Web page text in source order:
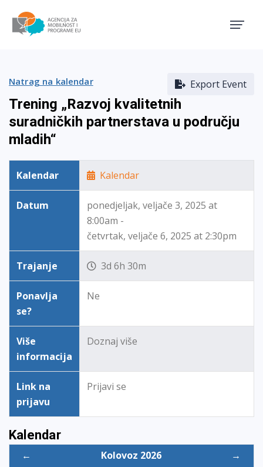
Export Event
Natrag na kalendar
Trening „Razvoj kvalitetnih
suradničkih partnerstava u području
mladih“
Kalendar Kalendar
Datum
ponedjeljak, veljače 3, 2025 at
8:00am -
četvrtak, veljače 6, 2025 at 2:30pm
Trajanje 3d 6h 30m
Ponavlja
se?
Ne
Više
informacija
Doznaj više
Link na
prijavu
Prijavi se
Kalendar
← Kolovoz 2026
→